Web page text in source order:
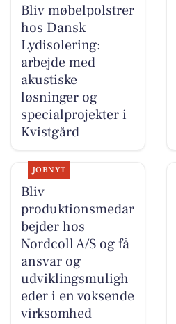
Bliv møbelpolstrer
hos Dansk
Lydisolering:
arbejde med
akustiske
løsninger og
specialprojekter i
Kvistgård
JOBNYT
Bliv
produktionsmedar
bejder hos
Nordcoll A/S og få
ansvar og
udviklingsmuligh
eder i en voksende
virksomhed